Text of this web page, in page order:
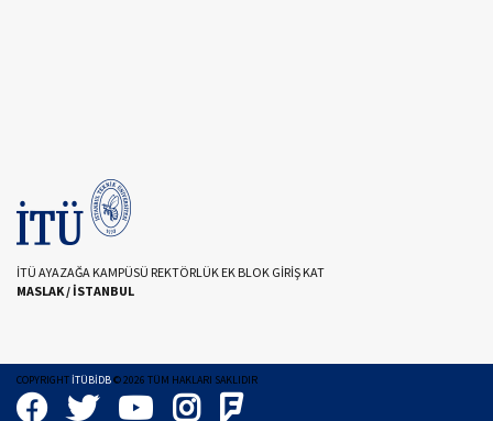
İTÜ AYAZAĞA KAMPÜSÜ REKTÖRLÜK EK BLOK GİRİŞ KAT
MASLAK / İSTANBUL
COPYRIGHTİTÜBİDB©2026 TÜM HAKLARI SAKLIDIR